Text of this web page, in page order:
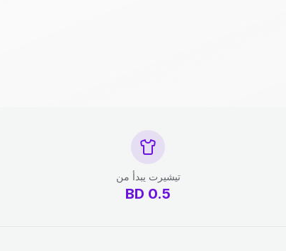
تيشيرت يبدأ من
0.5
BD